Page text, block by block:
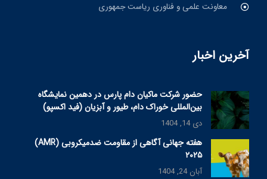
معاونت علمی و فناوری ریاست جمهوری
آخرین اخبار
حضور شرکت ماکیان دام پارس در دهمین نمایشگاه
بین‌المللی خوراک دام، طیور و آبزیان (فید اکسپو)
دی 14, 1404
هفته جهانی آگاهی از مقاومت ضدمیکروبی (AMR)
۲۰۲۵
آبان 24, 1404